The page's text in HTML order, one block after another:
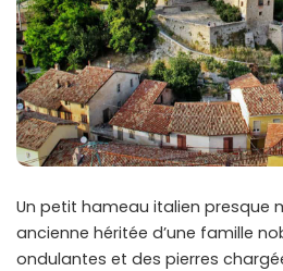
Un petit hameau italien presque
ancienne héritée d’une famille
ondulantes et des pierres